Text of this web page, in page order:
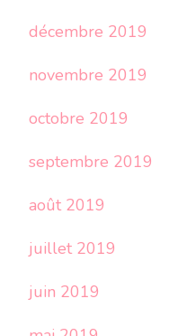
décembre 2019
novembre 2019
octobre 2019
septembre 2019
août 2019
juillet 2019
juin 2019